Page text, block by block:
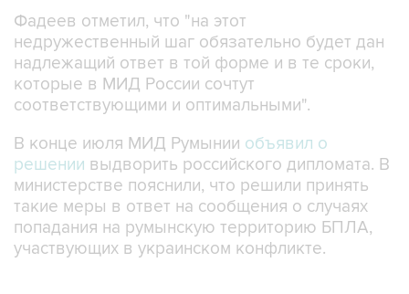
Фадеев отметил, что "на этот
недружественный шаг обязательно будет дан
надлежащий ответ в той форме и в те сроки,
которые в МИД России сочтут
соответствующими и оптимальными".
В конце июля МИД Румынии объявил о
решении выдворить российского дипломата. В
министерстве пояснили, что решили принять
такие меры в ответ на сообщения о случаях
попадания на румынскую территорию БПЛА,
участвующих в украинском конфликте.